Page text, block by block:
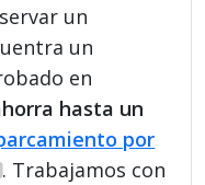
un
un
en
hasta un
por
. Trabajamos con